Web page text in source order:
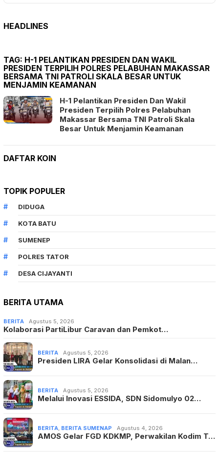
HEADLINES
TAG: H-1 PELANTIKAN PRESIDEN DAN WAKIL
PRESIDEN TERPILIH POLRES PELABUHAN MAKASSAR
BERSAMA TNI PATROLI SKALA BESAR UNTUK
MENJAMIN KEAMANAN
H-1 Pelantikan Presiden Dan Wakil
Presiden Terpilih Polres Pelabuhan
Makassar Bersama TNI Patroli Skala
Besar Untuk Menjamin Keamanan
DAFTAR KOIN
TOPIK POPULER
DIDUGA
KOTA BATU
SUMENEP
POLRES TATOR
DESA CIJAYANTI
BERITA UTAMA
BERITA Agustus 5, 2026
Kolaborasi PartiLibur Caravan dan Pemkot…
BERITA Agustus 5, 2026
Presiden LIRA Gelar Konsolidasi di Malan…
BERITA Agustus 5, 2026
Melalui Inovasi ESSIDA, SDN Sidomulyo 02…
BERITA BERITA SUMENAP Agustus 4, 2026
AMOS Gelar FGD KDKMP, Perwakilan Kodim T…